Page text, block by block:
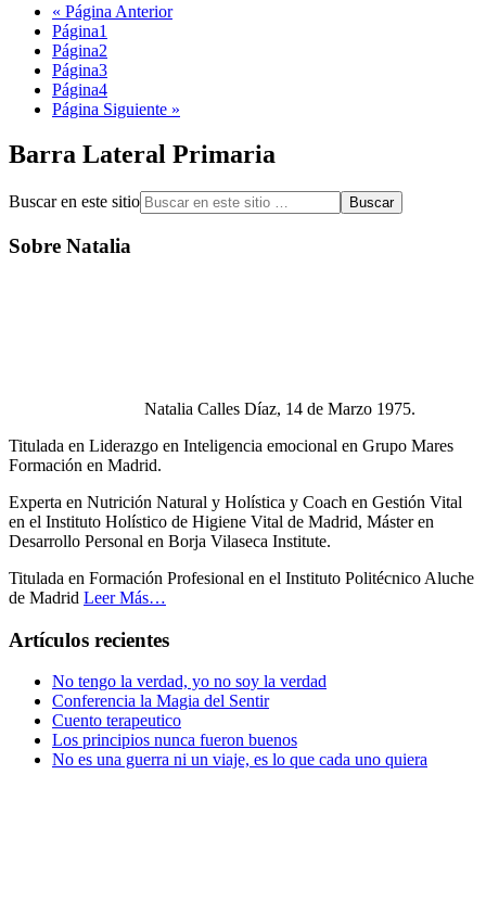
« Página Anterior
Página1
Página2
Página3
Página4
Página Siguiente »
Barra Lateral Primaria
Buscar en este sitio
Sobre Natalia
Natalia Calles Díaz, 14 de Marzo 1975.
Titulada en Liderazgo en Inteligencia emocional en Grupo Mares
Formación en Madrid.
Experta en Nutrición Natural y Holística y Coach en Gestión Vital
en el Instituto Holístico de Higiene Vital de Madrid, Máster en
Desarrollo Personal en Borja Vilaseca Institute.
Titulada en Formación Profesional en el Instituto Politécnico Aluche
de Madrid Leer Más…
Artículos recientes
No tengo la verdad, yo no soy la verdad
Conferencia la Magia del Sentir
Cuento terapeutico
Los principios nunca fueron buenos
No es una guerra ni un viaje, es lo que cada uno quiera